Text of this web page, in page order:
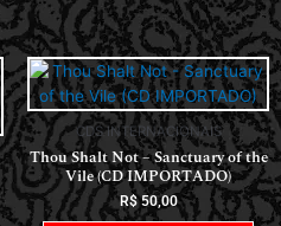
CDS INTERNACIONAIS
Thou Shalt Not – Sanctuary of the
Vile (CD IMPORTADO)
R$50,00